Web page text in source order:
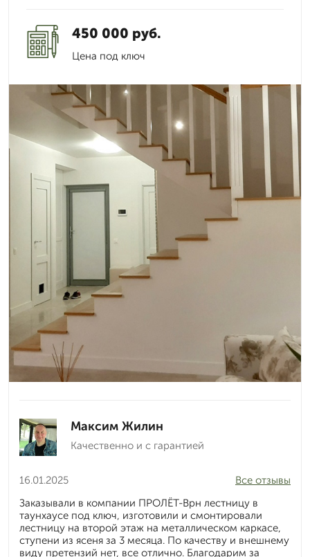
450 000 руб.
Цена под ключ
Максим Жилин
Качественно и с гарантией
16.01.2025
Все отзывы
Заказывали в компании ПРОЛЁТ-Врн лестницу в
таунхаусе под ключ, изготовили и смонтировали
лестницу на второй этаж на металлическом каркасе,
ступени из ясеня за 3 месяца. По качеству и внешнему
виду претензий нет, все отлично. Благодарим за